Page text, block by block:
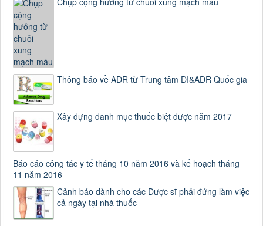
Thông báo về ADR từ Trung tâm DI&ADR Quốc gia
Xây dựng danh mục thuốc biệt dược năm 2017
Báo cáo công tác y tế tháng 10 năm 2016 và kế hoạch tháng
11 năm 2016
Cảnh báo dành cho các Dược sĩ phải đứng làm việc
cả ngày tại nhà thuốc